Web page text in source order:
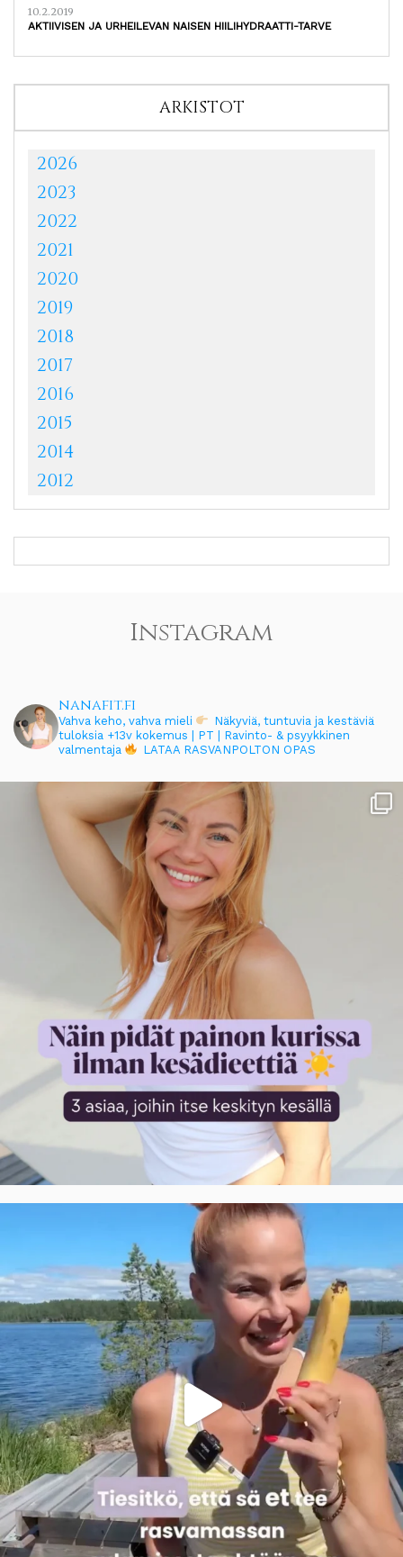
10.2.2019
AKTIIVISEN JA URHEILEVAN NAISEN HIILIHYDRAATTI-TARVE
ARKISTOT
2026
2023
2022
2021
2020
2019
2018
2017
2016
2015
2014
2012
Instagram
nanafit.fi
Vahva keho, vahva mieli
Näkyviä, tuntuvia ja kestäviä
tuloksia +13v kokemus | PT | Ravinto- & psyykkinen
valmentaja
LATAA RASVANPOLTON OPAS